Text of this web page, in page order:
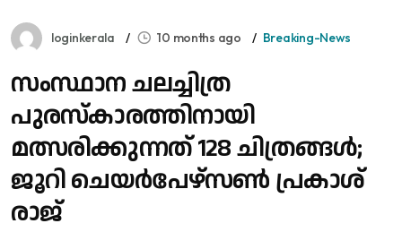
loginkerala 10 months ago Breaking-News
സംസ്ഥാന ചലച്ചിത്ര
പുരസ്കാരത്തിനായി
മത്സരിക്കുന്നത് 128 ചിത്രങ്ങൾ;
ജൂറി ചെയർപേഴ്സൺ പ്രകാശ്
രാജ്